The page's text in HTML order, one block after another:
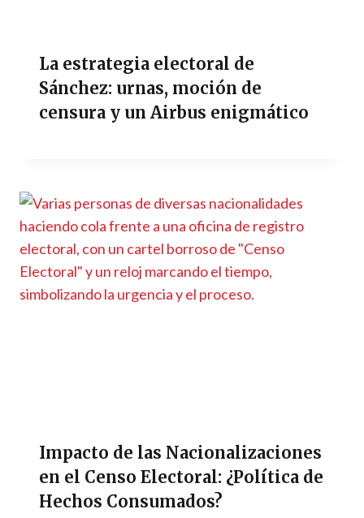
La estrategia electoral de
Sánchez: urnas, moción de
censura y un Airbus enigmático
Impacto de las Nacionalizaciones
en el Censo Electoral: ¿Política de
Hechos Consumados?